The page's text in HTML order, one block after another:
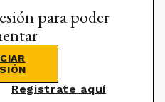
para poder
Registrate aquí